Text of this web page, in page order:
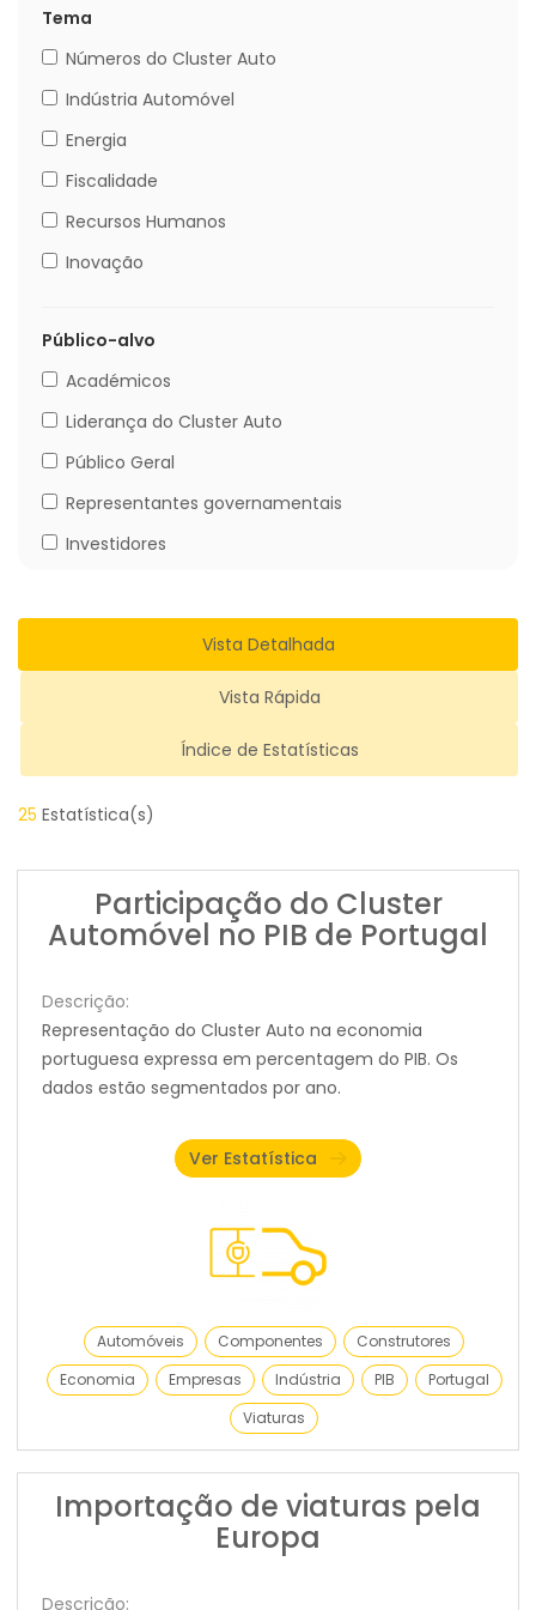
Tema
Números do Cluster Auto
Indústria Automóvel
Energia
Fiscalidade
Recursos Humanos
Inovação
Público-alvo
Académicos
Liderança do Cluster Auto
Público Geral
Representantes governamentais
Investidores
Vista Detalhada
Vista Rápida
Índice de Estatísticas
25 Estatística(s)
Participação do Cluster
Automóvel no PIB de Portugal
Descrição:
Representação do Cluster Auto na economia
portuguesa expressa em percentagem do PIB. Os
dados estão segmentados por ano.
Ver Estatística
Automóveis Componentes
Construtores
Economia
Empresas Indústria PIB
Portugal
Viaturas
Importação de viaturas pela
Europa
Descrição: